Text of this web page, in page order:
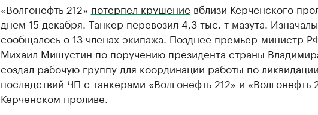
«Волгонефть 212» потерпел крушение вблизи Керченского
днем 15 декабря. Танкер перевозил 4,3 тыс. т мазута.
сообщалось о 13 членах экипажа. Позднее премьер-министр
Михаил Мишустин по поручению президента страны
создал рабочую группу для координации работы по ликвидации
последствий ЧП с танкерами «Волгонефть 212» и «Волгонефть
Керченском проливе.